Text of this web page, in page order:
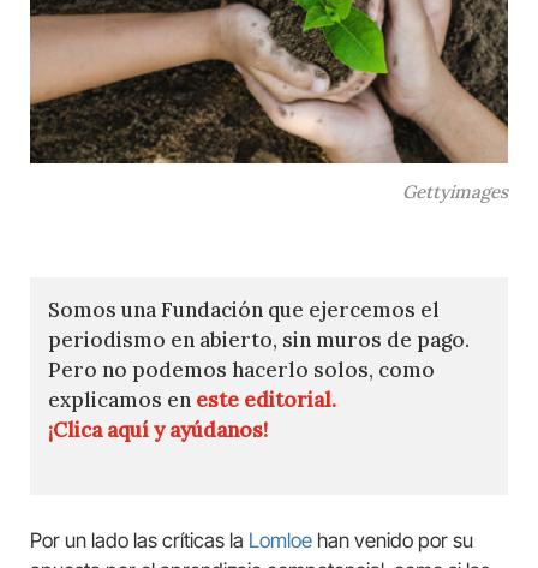
Gettyimages
Somos una Fundación que ejercemos el
periodismo en abierto, sin muros de pago.
Pero no podemos hacerlo solos, como
explicamos en este editorial.
¡Clica aquí y ayúdanos!
Por un lado las críticas la Lomloe han venido por su